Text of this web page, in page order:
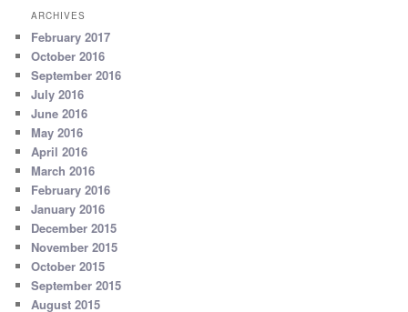
ARCHIVES
February 2017
October 2016
September 2016
July 2016
June 2016
May 2016
April 2016
March 2016
February 2016
January 2016
December 2015
November 2015
October 2015
September 2015
August 2015